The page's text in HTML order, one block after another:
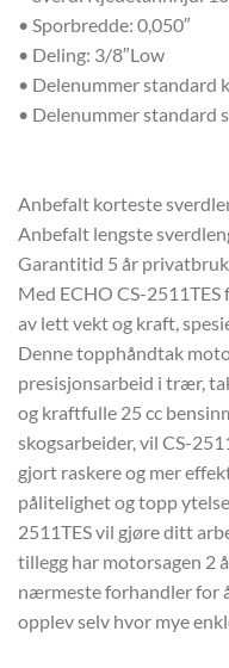
• Sporbredde: 0,050″
• Deling: 3/8″Low
• Delenummer standard
• Delenummer standard
Anbefalt korteste
Anbefalt lengste
Garantitid 5 år
Med ECHO CS-
av lett vekt og kraft,
Denne topphåndtak
presisjonsarbeid i trær,
og kraftfulle 25 cc
skogsarbeider, vil CS-
gjort raskere og mer
pålitelighet og topp
2511TES vil gjøre ditt
tillegg har motorsagen 2
nærmeste forhandler for
opplev selv hvor mye